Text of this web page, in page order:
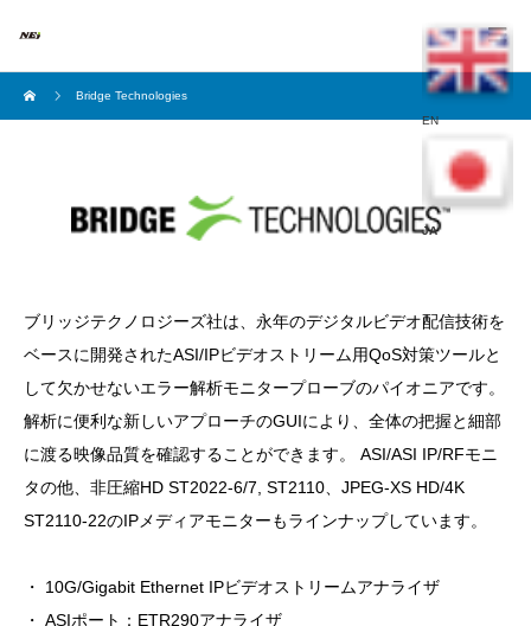
Bridge Technologies
ブリッジテクノロジーズ社は、永年のデジタルビデオ配信技術を
ベースに開発されたASI/IPビデオストリーム用QoS対策ツールと
して欠かせないエラー解析モニタープローブのパイオニアです。
解析に便利な新しいアプローチのGUIにより、全体の把握と細部
に渡る映像品質を確認することができます。 ASI/ASI IP/RFモニ
タの他、非圧縮HD ST2022-6/7, ST2110、JPEG-XS HD/4K
ST2110-22のIPメディアモニターもラインナップしています。
・ 10G/Gigabit Ethernet IPビデオストリームアナライザ
・ ASIポート：ETR290アナライザ
EN
JA